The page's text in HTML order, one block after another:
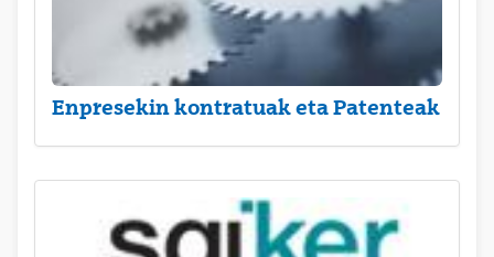
Enpresekin kontratuak eta Patenteak